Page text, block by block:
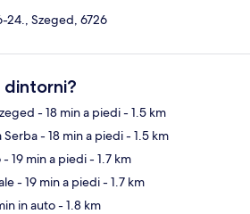
24., Szeged, 6726
dintorni?
- 18 min a piedi- 1.5 km
Serba- 18 min a piedi- 1.5 km
- 19 min a piedi- 1.7 km
- 19 min a piedi- 1.7 km
in auto- 1.8 km